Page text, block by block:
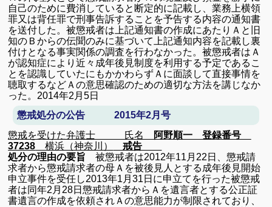
自己のために費消していると断定的に記載し、業務上横領
罪又は背任罪で刑事告訴することを予告する内容の通知書
を送付した。被懲戒者は上記通知書の作成にあたりＡと旧
知のＢからの伝聞のみに基づいて上記通知内容を記載し裏
付けとなる事実関係の調査を行わなかった。被懲戒者はＡ
が認知症により近々成年後見制度を利用する予定であるこ
とを認識していたにもかかわらずＡに面談して直接事情を
聴取するなどＡの意思確認のための適切な方法を講じなか
った。 2014年2 月5日
懲戒処分の公告 2015年2月号
懲戒を受けた弁護士 氏名 阿野順一 登録番号
37238 横浜（神奈川）
戒告
処分の理由の要旨被懲戒者は2012年11 月 22 日、懲戒請
求者から懲戒請求者の母Ａを被後見人とする成年後見開始
申立事件を受任し2013年1 月31 日に申立てを行った被懲戒
者は同年2 月 28日懲戒請求者からＡを遺言者とする公正証
書遺言の作成を依頼されＡの意思能力が制限されており、